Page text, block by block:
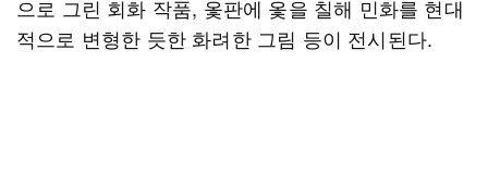
으로 그린 회화 작품, 옻판에 옻을 칠해 민화를 현대
적으로 변형한 듯한 화려한 그림 등이 전시된다.